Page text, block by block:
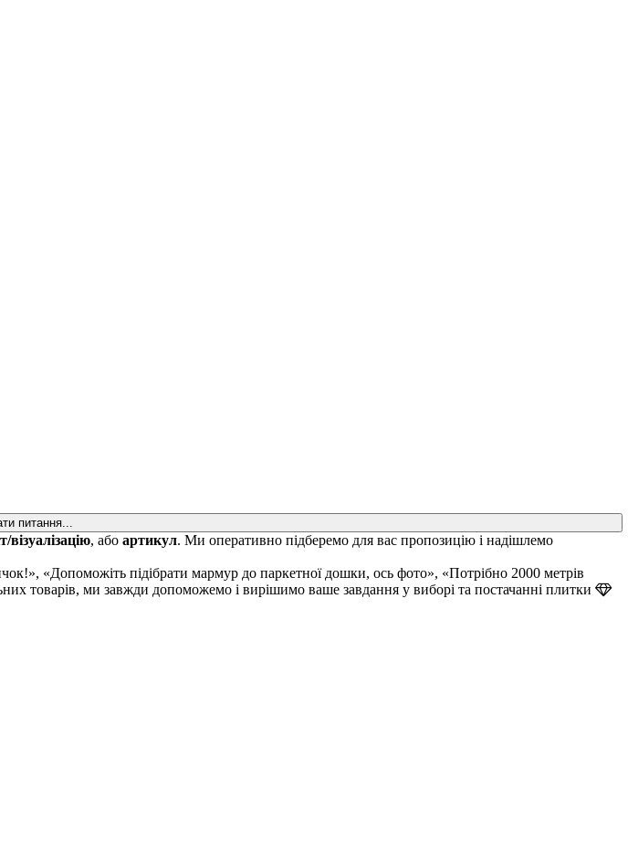
питання...
візуалізацію, або артикул. Ми оперативно підберемо для вас пропозицію і надішлемо
«Допоможіть підібрати мармур до паркетної дошки, ось фото», «Потрібно 2000 метрів
товарів, ми завжди допоможемо і вирішимо ваше завдання у виборі та постачанні плитки